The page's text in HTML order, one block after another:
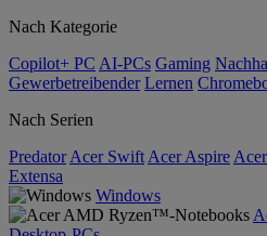
Nach Kategorie
Copilot+ PC AI-PCs Gaming
Gewerbetreibender Lernen
Nach Serien
Predator Acer Swift Acer Aspire
Extensa
Windows